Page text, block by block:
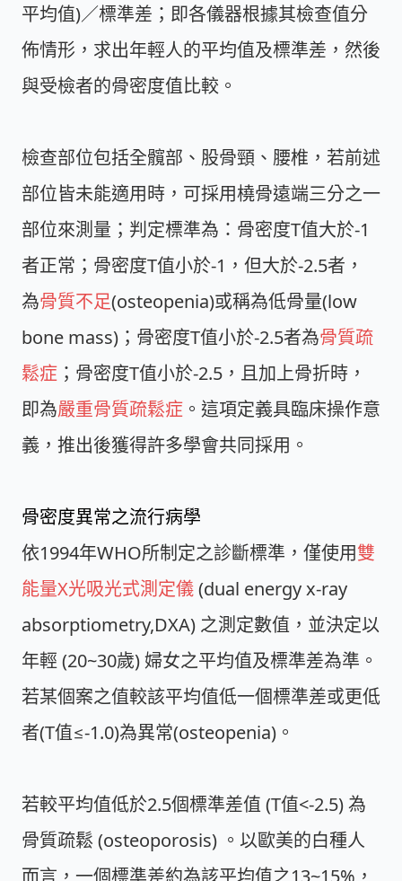
平均值)／標準差；即各儀器根據其檢查值分
佈情形，求出年輕人的平均值及標準差，然後
與受檢者的骨密度值比較。
檢查部位包括全髖部、股骨頸、腰椎，若前述
部位皆未能適用時，可採用橈骨遠端三分之一
部位來測量；判定標準為：骨密度T值大於-1
者正常；骨密度T值小於-1，但大於-2.5者，
為骨質不足(osteopenia)或稱為低骨量(low
bone mass)；骨密度T值小於-2.5者為骨質疏
鬆症 ；骨密度T值小於-2.5，且加上骨折時，
即為嚴重骨質疏鬆症 。這項定義具臨床操作意
義，推出後獲得許多學會共同採用。
骨密度異常之流行病學
依1994年WHO所制定之診斷標準，僅使用雙
能量X光吸光式測定儀(dual energy x-ray
absorptiometry,DXA) 之測定數值，並決定以
年輕 (20~30歲) 婦女之平均值及標準差為準。
若某個案之值較該平均值低一個標準差或更低
者(T值≤-1.0)為異常(osteopenia)。
若較平均值低於2.5個標準差值 (T值<-2.5) 為
骨質疏鬆 (osteoporosis) 。以歐美的白種人
而言，一個標準差約為該平均值之13~15%，